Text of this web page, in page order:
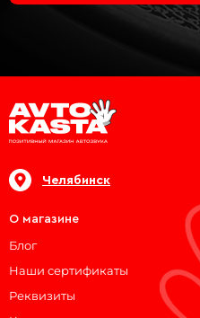
Челябинск
О магазине
Блог
Наши сертификаты
Реквизиты